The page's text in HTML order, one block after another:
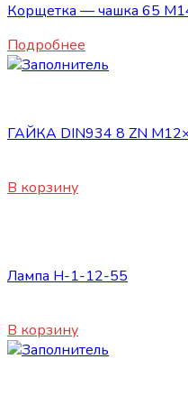
Корщетка — чашка 65
Подробнее
ГАЙКА DIN934 8 ZN
В корзину
Лампа H-1-12-55
В корзину